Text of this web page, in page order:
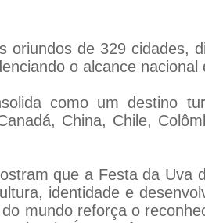
oriundos de 329 cidades,
o alcance nacional
como um destino
China, Chile,
que a Festa da Uva
identidade e
mundo reforça o